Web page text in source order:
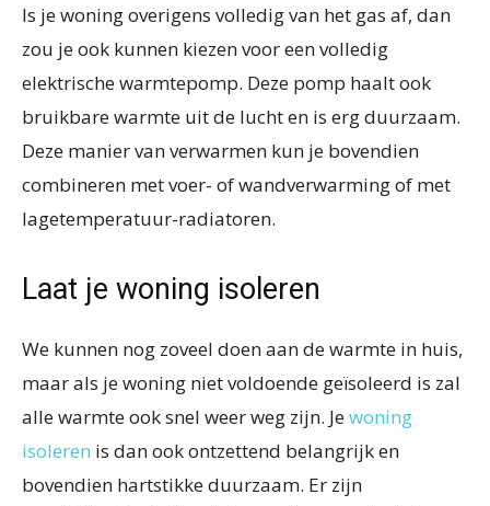
Is je woning overigens volledig van het gas af, dan
zou je ook kunnen kiezen voor een volledig
elektrische warmtepomp. Deze pomp haalt ook
bruikbare warmte uit de lucht en is erg duurzaam.
Deze manier van verwarmen kun je bovendien
combineren met voer- of wandverwarming of met
lagetemperatuur-radiatoren.
Laat je woning isoleren
We kunnen nog zoveel doen aan de warmte in huis,
maar als je woning niet voldoende geïsoleerd is zal
alle warmte ook snel weer weg zijn. Jewoning
isoleren is dan ook ontzettend belangrijk en
bovendien hartstikke duurzaam. Er zijn